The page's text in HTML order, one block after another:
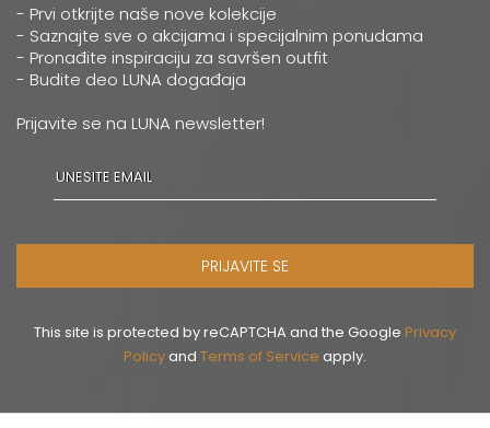
- Prvi otkrijte naše nove kolekcije
- Saznajte sve o akcijama i specijalnim ponudama
- Pronađite inspiraciju za savršen outfit
- Budite deo LUNA događaja
Prijavite se na LUNA newsletter!
PRIJAVITE SE
This site is protected by reCAPTCHA and the Google Privacy
Policyand Terms of Service apply.